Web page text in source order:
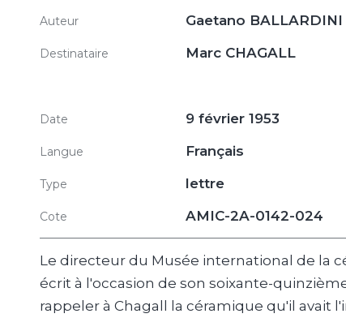
Auteur Gaetano BALLARDINI
Destinataire Marc CHAGALL
Date 9 février 1953
Langue Français
Type lettre
Cote AMIC-2A-0142-024
Le directeur du Musée international de la
écrit à l'occasion de son soixante-
rappeler à Chagall la céramique qu'il avait